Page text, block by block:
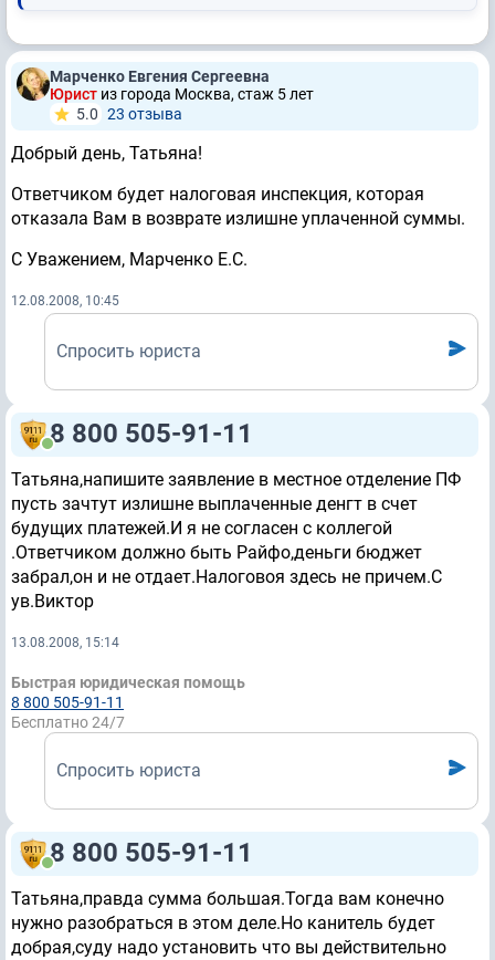
Марченко Евгения Сергеевна
Юрист из города Москва, стаж 5 лет
5.0 23 отзывa
Добрый день, Татьяна!
Ответчиком будет налоговая инспекция, которая
отказала Вам в возврате излишне уплаченной суммы.
С Уважением, Марченко Е.С.
12.08.2008, 10:45
Спросить юриста
8 800 505-91-11
Татьяна,напишите заявление в местное отделение ПФ
пусть зачтут излишне выплаченные денгт в счет
будущих платежей.И я не согласен с коллегой
.Ответчиком должно быть Райфо,деньги бюджет
забрал,он и не отдает.Налоговоя здесь не причем.С
ув.Виктор
13.08.2008, 15:14
Быстрая юридическая помощь
8 800 505-91-11
Бесплатно 24/7
Спросить юриста
8 800 505-91-11
Татьяна,правда сумма большая.Тогда вам конечно
нужно разобраться в этом деле.Но канитель будет
добрая,суду надо установить что вы действительно